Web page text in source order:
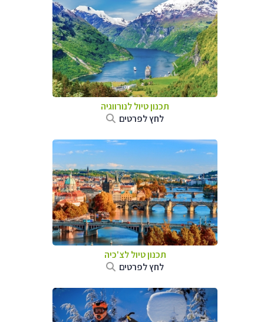
תכנון טיול לנורווגיה
לחץ לפרטים
תכנון טיול לצ'כיה
לחץ לפרטים